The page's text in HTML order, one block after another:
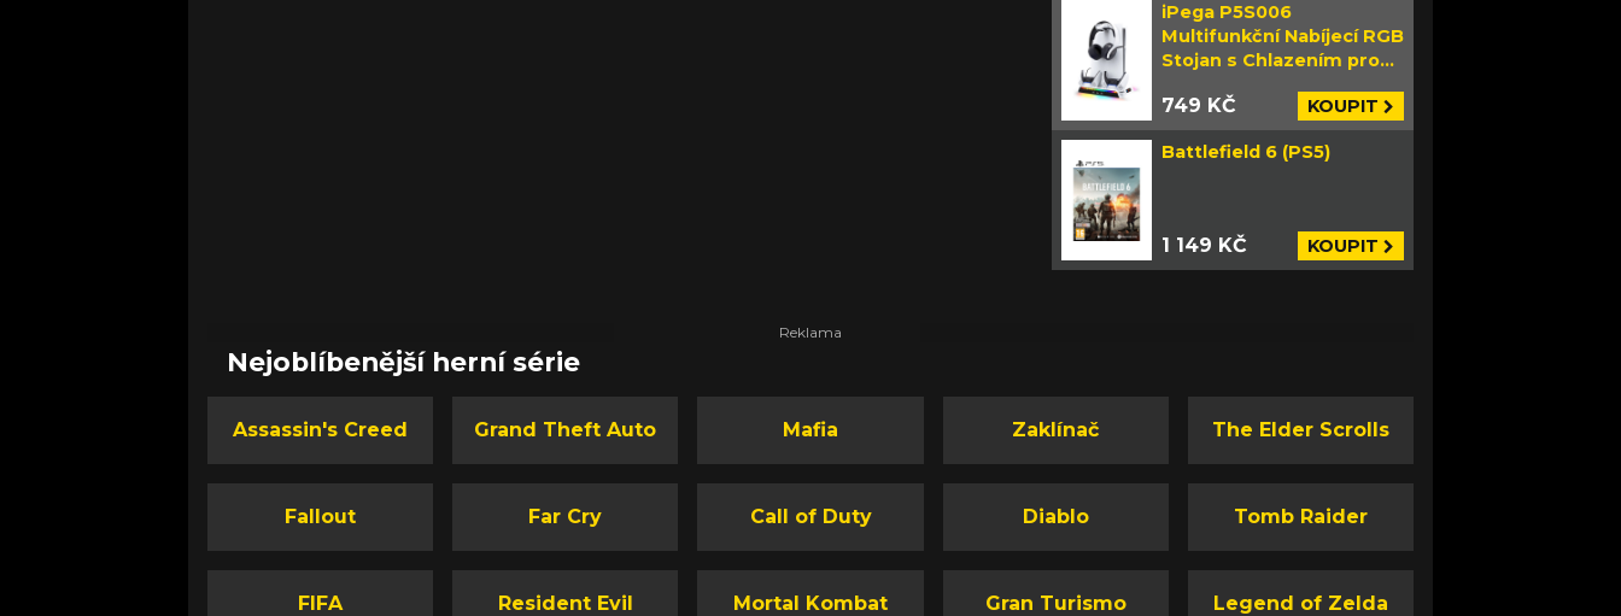
iPega P5S006
Multifunkční Nabíjecí RGB
Stojan s Chlazením pro
749 KČ KOUPIT
Battlefield 6 (PS5)
1 149 KČ KOUPIT
Nejoblíbenější herní série
Assassin's Creed Grand Theft Auto Mafia Zaklínač The Elder Scrolls
Fallout Far Cry Call of Duty Diablo Tomb Raider
FIFA Resident Evil Mortal Kombat Gran Turismo Legend of Zelda